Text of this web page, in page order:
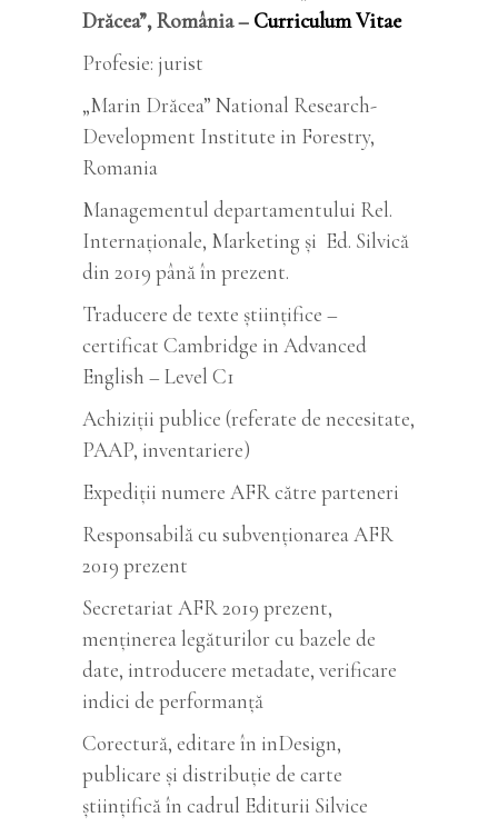
Drăcea”, România – Curriculum Vitae
Profesie: jurist
„Marin Drăcea” National Research-
Development Institute in Forestry,
Romania
Managementul departamentului Rel.
Internaționale, Marketing și Ed. Silvică
din 2019 până în prezent.
Traducere de texte științifice –
certificat Cambridge in Advanced
English – Level C1
Achiziții publice (referate de necesitate,
PAAP, inventariere)
Expediții numere AFR către parteneri
Responsabilă cu subvenționarea AFR
2019 prezent
Secretariat AFR 2019 prezent,
menținerea legăturilor cu bazele de
date, introducere metadate, verificare
indici de performanță
Corectură, editare în inDesign,
publicare și distribuție de carte
științifică în cadrul Editurii Silvice